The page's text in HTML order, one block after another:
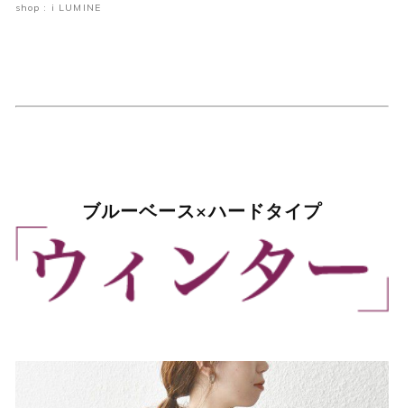
shop : i LUMINE
ブルーベース×ハードタイプ